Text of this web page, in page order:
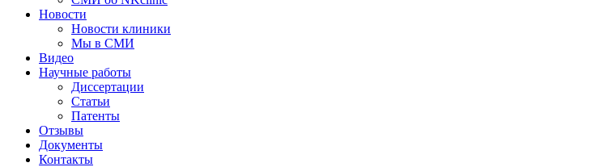
Новости
Новости клиники
Мы в СМИ
Видео
Научные работы
Диссертации
Статьи
Патенты
Отзывы
Документы
Контакты